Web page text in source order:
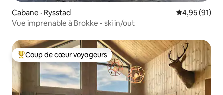
Cabane · Rysstad Note
4,95 (91)
Vue imprenable à Brokke - ski in/out
Coup de cœur voyageurs parmi les plus aimés
Coup de cœur voyageurs